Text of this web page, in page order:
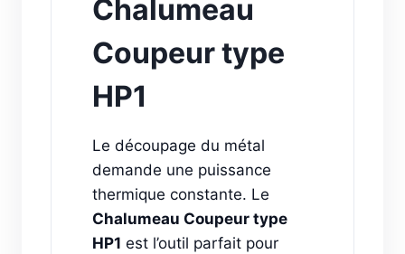
Chalumeau
Coupeur type
HP1
Le découpage du métal
demande une puissance
thermique constante. Le
Chalumeau Coupeur type
HP1 est l’outil parfait pour